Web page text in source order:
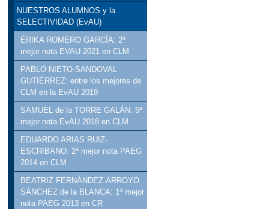
NUESTROS ALUMNOS y la
SELECTIVIDAD (EvAU)
ÉRIKA ROMERO GARCÍA: 2ª
mejor nota EVAU 2021 en CLM
PABLO NIETO-SANDOVAL
GUTIÉRREZ: entre los mejores de
CLM en la EvAU 2019
SAMUEL de la TORRE GALÁN: 5ª
mejor nota EvAU 2018 en CLM
EDUARDO ARIAS RUIZ-
ESCRIBANO: 2ª mejor nota PAEG
2014 en CLM
BEATRIZ FERNÁNDEZ-ARROYO
SÁNCHEZ de la BLANCA: 1ª mejor
nota PAEG 2013 en CR